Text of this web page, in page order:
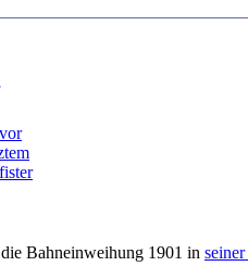
Bahneinweihung 1901 in